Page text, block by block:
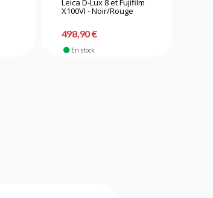
Leica D-Lux 8 et Fujifilm
X100VI - Noir/Rouge
498,90 €
En stock